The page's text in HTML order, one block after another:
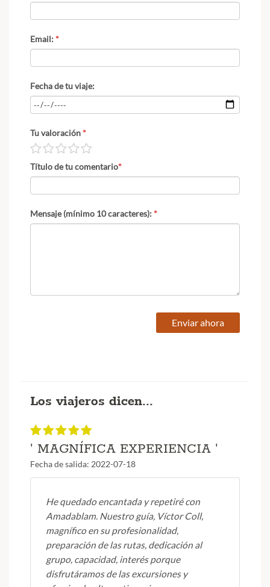
Email:*
Fecha de tu viaje:
Tu valoración*
Título de tu comentario*
Mensaje (mínimo 10 caracteres):*
Enviar ahora
Los viajeros dicen...
' MAGNÍFICA EXPERIENCIA '
Fecha de salida: 2022-07-18
He quedado encantada y repetiré con
Amadablam. Nuestro guía, Víctor Coll,
magnífico en su profesionalidad,
preparación de las rutas, dedicación al
grupo, capacidad, interés porque
disfrutáramos de las excursiones y